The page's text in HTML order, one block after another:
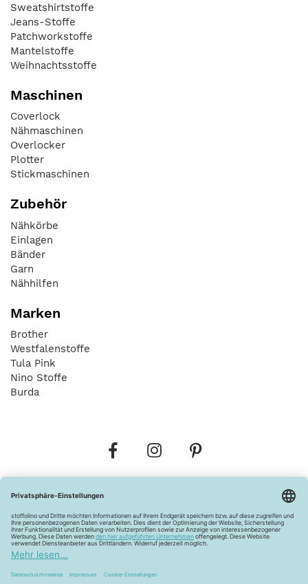
Sweatshirtstoffe
Jeans-Stoffe
Patchworkstoffe
Mantelstoffe
Weihnachtsstoffe
Maschinen
Coverlock
Nähmaschinen
Overlocker
Plotter
Stickmaschinen
Zubehör
Nähkörbe
Einlagen
Bänder
Garn
Nähhilfen
Marken
Brother
Westfalenstoffe
Tula Pink
Nino Stoffe
Burda
Widerrufsbelehrung Vertrag widerrufen
Barrierefreiheitserklärung